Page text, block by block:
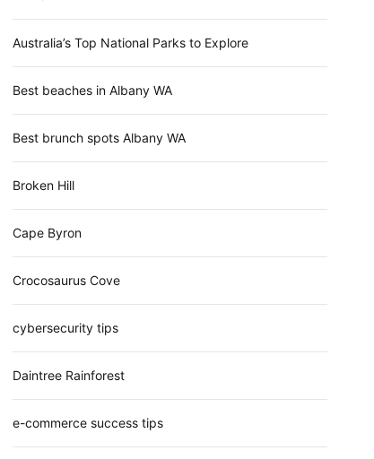
e
Australia’s Top National Parks to Explore
Best beaches in Albany WA
Best brunch spots Albany WA
Broken Hill
Cape Byron
Crocosaurus Cove
cybersecurity tips
Daintree Rainforest
e-commerce success tips